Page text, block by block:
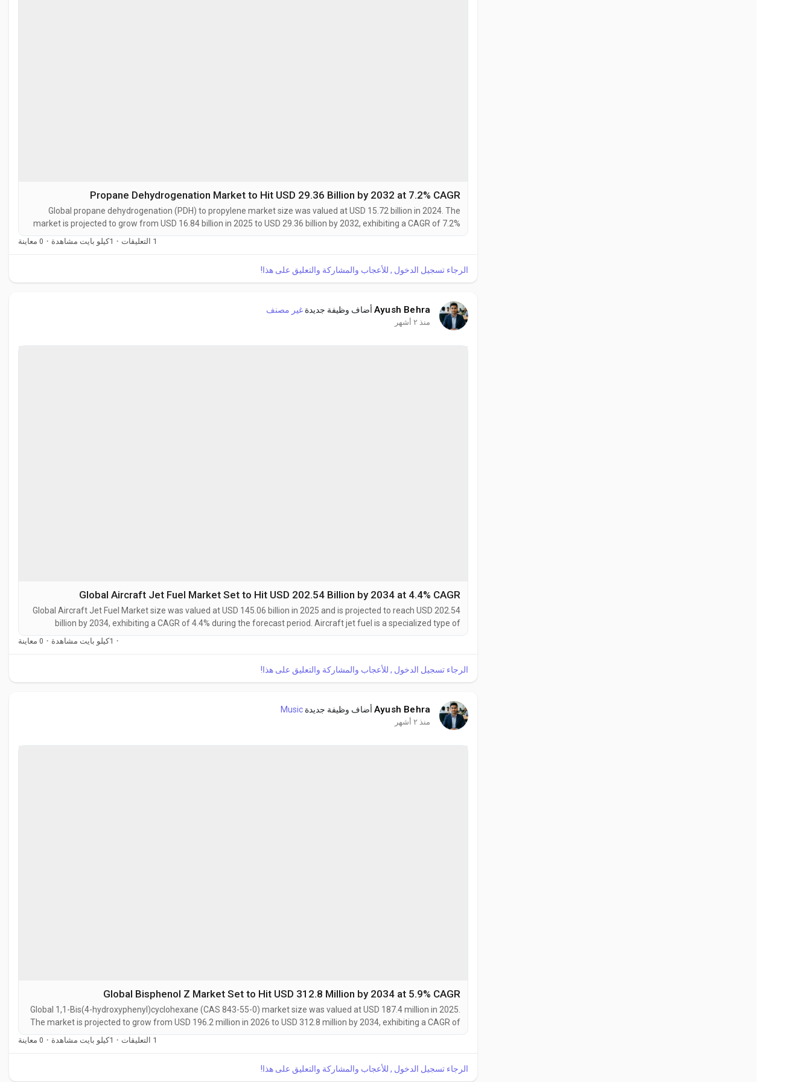
Propane Dehydrogenation Market to Hit USD 29.36 Billion by 2032 at 7.2% CAGR
Global propane dehydrogenation (PDH) to propylene market size was valued at USD 15.72 billion in 2024. The
market is projected to grow from USD 16.84 billion in 2025 to USD 29.36 billion by 2032, exhibiting a CAGR of 7.2%
during the forecast period. Propane dehydrogenation is a catalytic process that converts propane into propylene, a
1 التعليقات · 1كيلو بايت مشاهدة · 0 معاينة
الرجاء تسجيل الدخول , للأعجاب والمشاركة والتعليق على هذا!
Ayush Behra أضاف وظيفة جديدةغير مصنف
منذ ٢ أشهر
Global Aircraft Jet Fuel Market Set to Hit USD 202.54 Billion by 2034 at 4.4% CAGR
Global Aircraft Jet Fuel Market size was valued at USD 145.06 billion in 2025 and is projected to reach USD 202.54
billion by 2034, exhibiting a CAGR of 4.4% during the forecast period. Aircraft jet fuel is a specialized type of
petroleum-based fuel designed for propulsion in gas-turbine-powered aircraft. The most common types are Jet A
· 1كيلو بايت مشاهدة · 0 معاينة
الرجاء تسجيل الدخول , للأعجاب والمشاركة والتعليق على هذا!
Ayush Behra أضاف وظيفة جديدةMusic
منذ ٢ أشهر
Global Bisphenol Z Market Set to Hit USD 312.8 Million by 2034 at 5.9% CAGR
Global 1,1-Bis(4-hydroxyphenyl)cyclohexane (CAS 843-55-0) market size was valued at USD 187.4 million in 2025.
The market is projected to grow from USD 196.2 million in 2026 to USD 312.8 million by 2034, exhibiting a CAGR of
5.9% during the forecast period. 1,1-Bis(4-hydroxyphenyl)cyclohexane, commonly known as Bisphenol Z (BPZ), is a
1 التعليقات · 1كيلو بايت مشاهدة · 0 معاينة
الرجاء تسجيل الدخول , للأعجاب والمشاركة والتعليق على هذا!